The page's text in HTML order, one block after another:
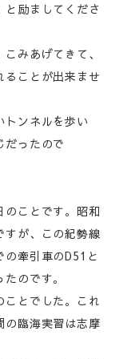
励ましてくださ
みあげてきて、
ることが出来ませ
ンネルを歩い
だったので
ことです。昭和
すが、この紀勢線
の牽引車のD51と
のです。
とでした。これ
の臨海実習は志摩